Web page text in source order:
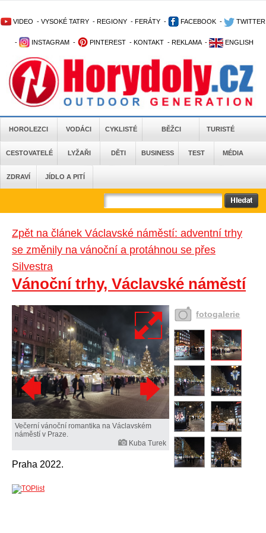
VIDEO - VYSOKÉ TATRY - REGIONY - FERÁTY - FACEBOOK - TWITTER
- INSTAGRAM - PINTEREST - KONTAKT - REKLAMA - ENGLISH
HOROLEZCI VODÁCI CYKLISTÉ BĚŽCI TURISTÉ
CESTOVATELÉ LYŽAŘI DĚTI BUSINESS TEST MÉDIA
ZDRAVÍ JÍDLO A PITÍ
Zpět na článek Václavské náměstí: adventní trhy
se změnily na vánoční a protáhnou se přes
Silvestra
Vánoční trhy, Václavské náměstí
Večerní vánoční romantika na Václavském
náměstí v Praze.
Kuba Turek
Praha 2022.
fotogalerie